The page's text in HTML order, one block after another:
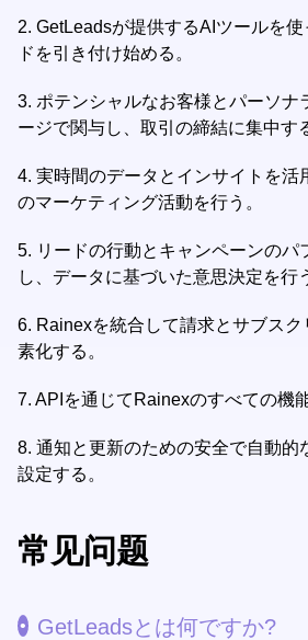
2. GetLeadsが提供するAIツールを
ドを引き付け始める。
3. ポテンシャルなお客様とパーソナ
ージで関与し、取引の締結に集中す
4. 実時間のデータとインサイトを活
のマーケティング活動を行う。
5. リードの行動とキャンペーンのパ
し、データに基づいた意思決定を行
6. Rainexを統合して請求とサブス
素化する。
7. APIを通じてRainexのすべての機
8. 通知と更新のための安全で自動的
設定する。
常见问题
GetLeadsとは何ですか?